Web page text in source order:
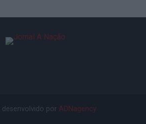
desenvolvido por ADNagency